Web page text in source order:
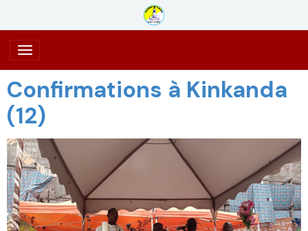
Confirmations à Kinkanda
(12)